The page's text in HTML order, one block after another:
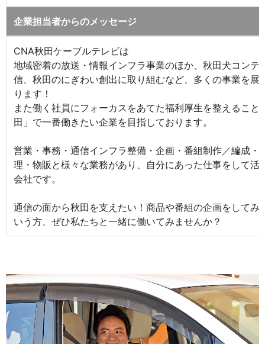
企業担当者からのメッセージ
CNA秋田ケーブルテレビは
地域密着の放送・情報インフラ事業のほか、秋田犬コンテ
信、秋田のにぎわい創出に取り組むなど、多くの事業を展
ります！
また働く社員にフォーカスをあてた福利厚生を整えること
田」で一番働きたい企業を目指しております。
営業・事務・通信インフラ整備・企画・番組制作／編成・
理・物販と様々な業務があり、自分にあった仕事をして活
会社です。
通信の面から秋田を支えたい！商品や番組の企画をしてみ
いう方、ぜひ私たちと一緒に働いてみませんか？